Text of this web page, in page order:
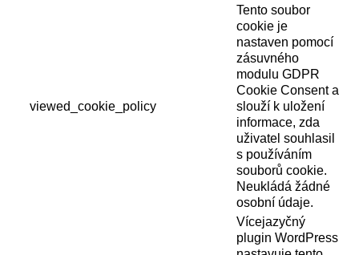
viewed_cookie_policy
Tento soubor
cookie je
nastaven pomocí
zásuvného
modulu GDPR
Cookie Consent a
slouží k uložení
informace, zda
uživatel souhlasil
s používáním
souborů cookie.
Neukládá žádné
osobní údaje.
Vícejazyčný
plugin WordPress